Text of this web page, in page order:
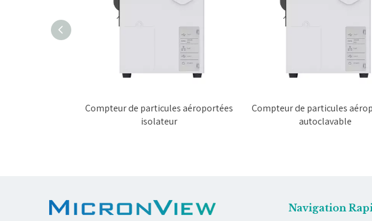
Compteur de particules aéroportées
isolateur
Compteur de particules
autoclavable
Navigation